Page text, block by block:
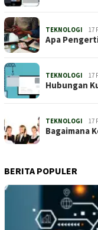
TEKNOLOGI 17
Apa
TEKNOLOGI 17
Hubungan
TEKNOLOGI 17
Bagaimana
BERITA POPULER